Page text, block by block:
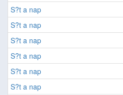
S?t a nap
S?t a nap
S?t a nap
S?t a nap
S?t a nap
S?t a nap